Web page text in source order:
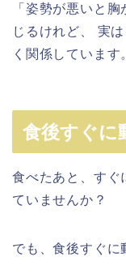
「姿勢が悪いと
じるけれど、 実
く関係しています
食後すぐに
食べたあと、すぐ
ていませんか？
でも、食後すぐ